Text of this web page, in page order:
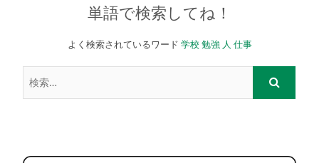
単語で検索してね！
よく検索されているワード 学校 勉強 人 仕事